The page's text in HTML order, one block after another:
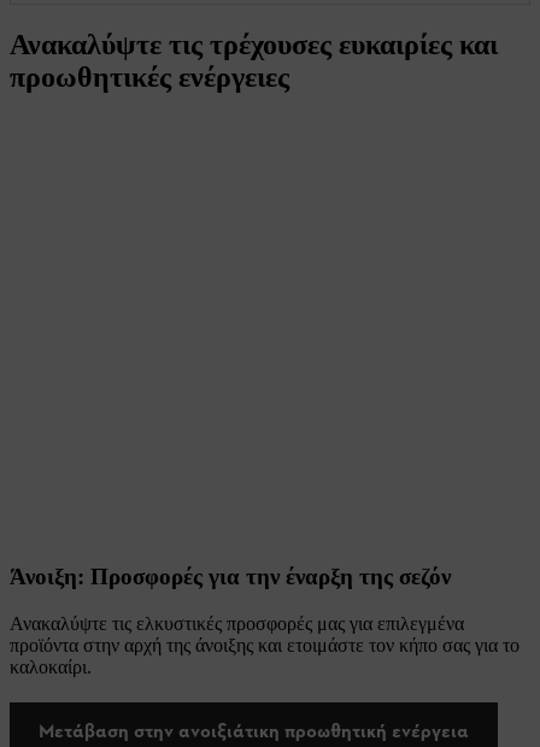
Ανακαλύψτε τις τρέχουσες ευκαιρίες και
προωθητικές ενέργειες
Άνοιξη: Προσφορές για την έναρξη της σεζόν
Ανακαλύψτε τις ελκυστικές προσφορές μας για επιλεγμένα
προϊόντα στην αρχή της άνοιξης και ετοιμάστε τον κήπο σας για το
καλοκαίρι.
Μετάβαση στην ανοιξιάτικη προωθητική ενέργεια